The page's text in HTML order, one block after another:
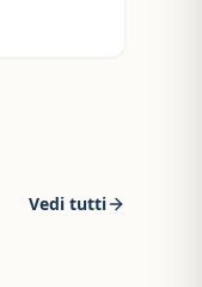
Vedi tutti